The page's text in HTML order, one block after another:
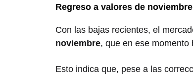
Regreso a valores de noviembre
Con las bajas recientes, el
noviembre, que en ese
Esto indica que, pese a las